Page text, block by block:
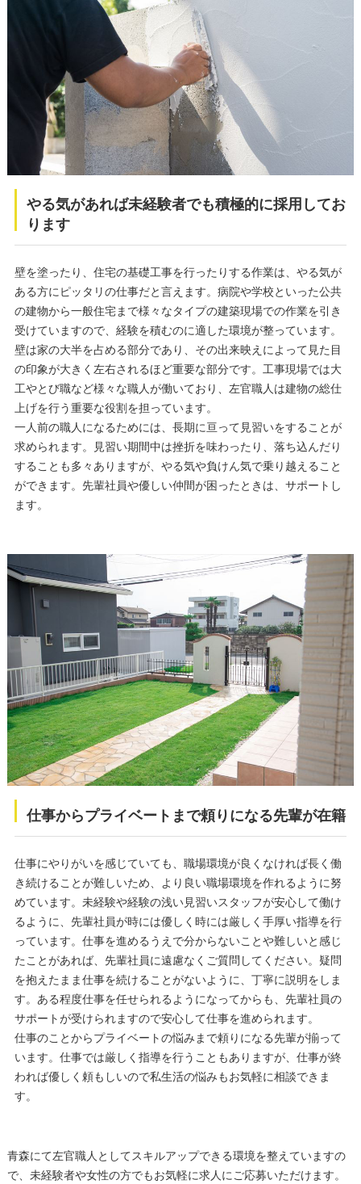
やる気があれば未経験者でも積極的に採用してお
ります
壁を塗ったり、住宅の基礎工事を行ったりする作業は、やる気が
ある方にピッタリの仕事だと言えます。病院や学校といった公共
の建物から一般住宅まで様々なタイプの建築現場での作業を引き
受けていますので、経験を積むのに適した環境が整っています。
壁は家の大半を占める部分であり、その出来映えによって見た目
の印象が大きく左右されるほど重要な部分です。工事現場では大
工やとび職など様々な職人が働いており、左官職人は建物の総仕
上げを行う重要な役割を担っています。
一人前の職人になるためには、長期に亘って見習いをすることが
求められます。見習い期間中は挫折を味わったり、落ち込んだり
することも多々ありますが、やる気や負けん気で乗り越えること
ができます。先輩社員や優しい仲間が困ったときは、サポートし
ます。
仕事からプライベートまで頼りになる先輩が在籍
仕事にやりがいを感じていても、職場環境が良くなければ長く働
き続けることが難しいため、より良い職場環境を作れるように努
めています。未経験や経験の浅い見習いスタッフが安心して働け
るように、先輩社員が時には優しく時には厳しく手厚い指導を行
っています。仕事を進めるうえで分からないことや難しいと感じ
たことがあれば、先輩社員に遠慮なくご質問してください。疑問
を抱えたまま仕事を続けることがないように、丁寧に説明をしま
す。ある程度仕事を任せられるようになってからも、先輩社員の
サポートが受けられますので安心して仕事を進められます。
仕事のことからプライベートの悩みまで頼りになる先輩が揃って
います。仕事では厳しく指導を行うこともありますが、仕事が終
われば優しく頼もしいので私生活の悩みもお気軽に相談できま
す。
青森にて左官職人としてスキルアップできる環境を整えていますの
で、未経験者や女性の方でもお気軽に求人にご応募いただけます。